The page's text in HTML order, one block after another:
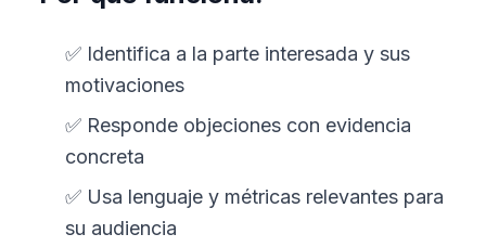
✅ Identifica a la parte interesada y sus
motivaciones
✅ Responde objeciones con evidencia
concreta
✅ Usa lenguaje y métricas relevantes para
su audiencia